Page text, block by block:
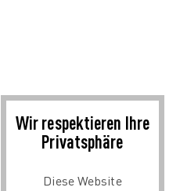
Wir respektieren Ihre
Privatsphäre
Diese Website